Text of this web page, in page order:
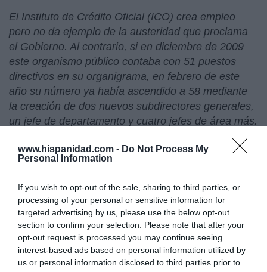
www.hispanidad.com - Do Not Process My
Personal Information
If you wish to opt-out of the sale, sharing to third parties, or
processing of your personal or sensitive information for
targeted advertising by us, please use the below opt-out
section to confirm your selection. Please note that after your
opt-out request is processed you may continue seeing
interest-based ads based on personal information utilized by
us or personal information disclosed to third parties prior to
El Instituto de Crédito Oficial (ICO) crea empleo
pero no da ejemplo de la austeridad que proclama
el Gobierno. Al contrario, si en diciembre de 2009
este organismo público contaba con 51 puestos
directivos en su organigrama, en febrero de este
año su número ya había ascendido a 58 mediante
la creación de dos nuevos subdirectores generales,
un jefe de departamento y cuatro jefes de área más.
nombramientos se atribuyen a su nuevo presidente
fuentes del propio instituto.
La noticia de que Marruecos está reclutando a
saharauis con pasaporte español en El Aaiún para
dar la réplica aAminatu Haidareste fin de semana